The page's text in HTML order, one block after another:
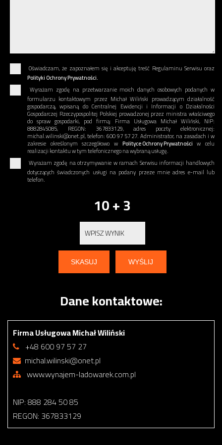
Oświadczam, że zapoznałem się i akceptuję treść Regulaminu Serwisu oraz
Polityki Ochrony Prywatności.
Wyrażam zgodę na przetwarzanie moich danych osobowych podanych w
formularzu kontaktowym przez Michał Wiliński prowadzącym działalność
gospodarczą, wpisaną do Centralnej Ewidencji i Informacji o Działalności
Gospodarczej Rzeczypospolitej Polskiej prowadzonej przez ministra właściwego
do spraw gospodarki, pod firmą: Firma Usługowa Michał Wiliński, NIP:
8882845085, REGON: 367833129, adres poczty elektronicznej:
michal.wilinski@onet.pl, telefon: 600 97 57 27. Administrator, na zasadach i w
zakresie określonym szczegółowo w Polityce Ochrony Prywatności w celu
realizacji kontaktu w tym telefonicznego na wybraną usługę.
Wyrażam zgodę na otrzymywanie w ramach Serwisu informacji handlowych
dotyczących świadczonych usługi na podany przeze mnie adres e-mail lub
telefon.
10 + 3
Dane kontaktowe:
Firma Usługowa Michał Wiliński
+48 600 97 57 27
michal.wilinski@onet.pl
www.wynajem-ladowarek.com.pl
NIP: 888 284 50 85
REGON: 367833129